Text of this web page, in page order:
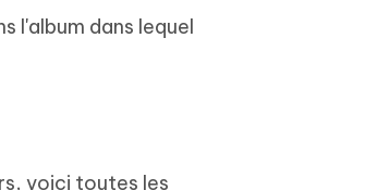
l'album dans lequel
voici toutes les